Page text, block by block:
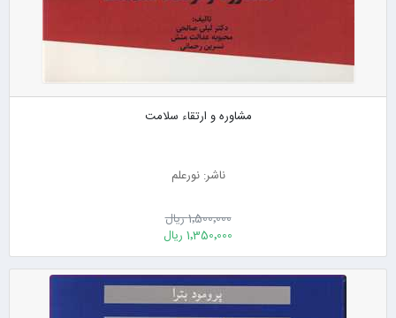
مشاوره و ارتقاء سلامت
ناشر: نورعلم
1٬500٬000 ریال
1٬350٬000 ریال